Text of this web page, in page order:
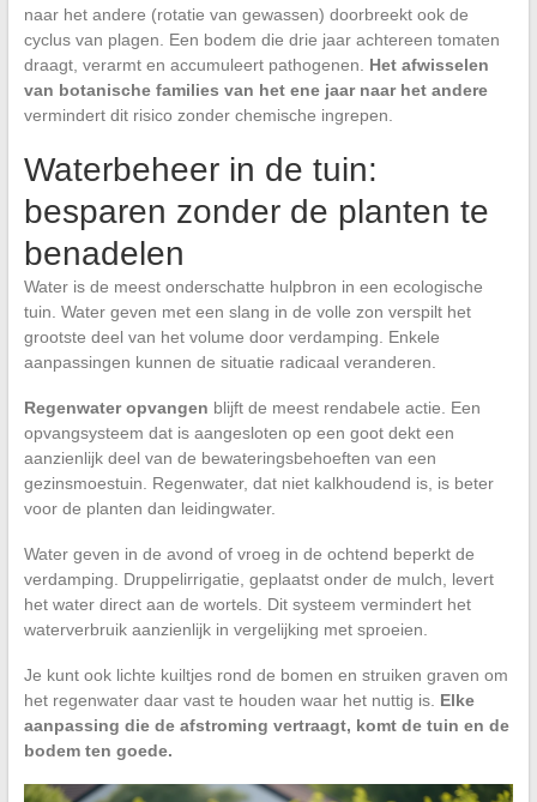
naar het andere (rotatie van gewassen) doorbreekt ook de
cyclus van plagen. Een bodem die drie jaar achtereen tomaten
draagt, verarmt en accumuleert pathogenen. Het afwisselen
van botanische families van het ene jaar naar het andere
vermindert dit risico zonder chemische ingrepen.
Waterbeheer in de tuin:
besparen zonder de planten te
benadelen
Water is de meest onderschatte hulpbron in een ecologische
tuin. Water geven met een slang in de volle zon verspilt het
grootste deel van het volume door verdamping. Enkele
aanpassingen kunnen de situatie radicaal veranderen.
Regenwater opvangen blijft de meest rendabele actie. Een
opvangsysteem dat is aangesloten op een goot dekt een
aanzienlijk deel van de bewateringsbehoeften van een
gezinsmoestuin. Regenwater, dat niet kalkhoudend is, is beter
voor de planten dan leidingwater.
Water geven in de avond of vroeg in de ochtend beperkt de
verdamping. Druppelirrigatie, geplaatst onder de mulch, levert
het water direct aan de wortels. Dit systeem vermindert het
waterverbruik aanzienlijk in vergelijking met sproeien.
Je kunt ook lichte kuiltjes rond de bomen en struiken graven om
het regenwater daar vast te houden waar het nuttig is. Elke
aanpassing die de afstroming vertraagt, komt de tuin en de
bodem ten goede.